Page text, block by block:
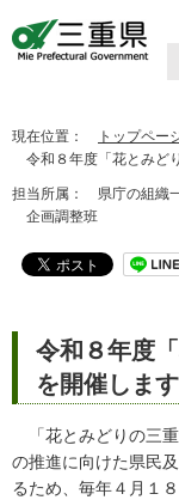
現在位置： トップペー
令和８年度「花とみど
担当所属： 県庁の組
企画調整班
令和８年度
を開催します
「花とみどりの三
の推進に向けた県民
るため、毎年４月１